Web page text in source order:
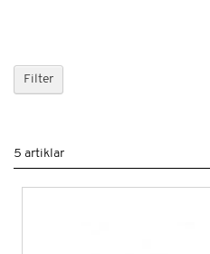
5 artiklar
Filter